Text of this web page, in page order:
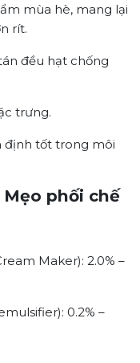
mùa hè, mang lại
rít.
đều hạt chống
trưng.
định tốt trong môi
phối chế
Maker): 2.0% –
0.2% –